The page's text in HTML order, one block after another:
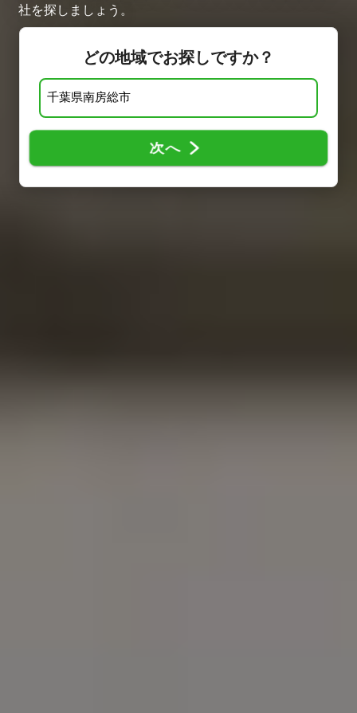
社を探しましょう。
どの地域でお探しですか？
次へ